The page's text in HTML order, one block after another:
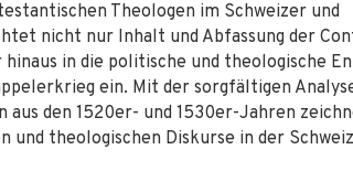
Theologen im Schweizer und
nicht nur Inhalt und Abfassung der
in die politische und theologische
ein. Mit der sorgfältigen
den 1520er- und 1530er-Jahren
und theologischen Diskurse in der